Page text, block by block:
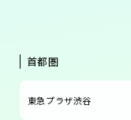
首都圏
東急プラザ渋谷